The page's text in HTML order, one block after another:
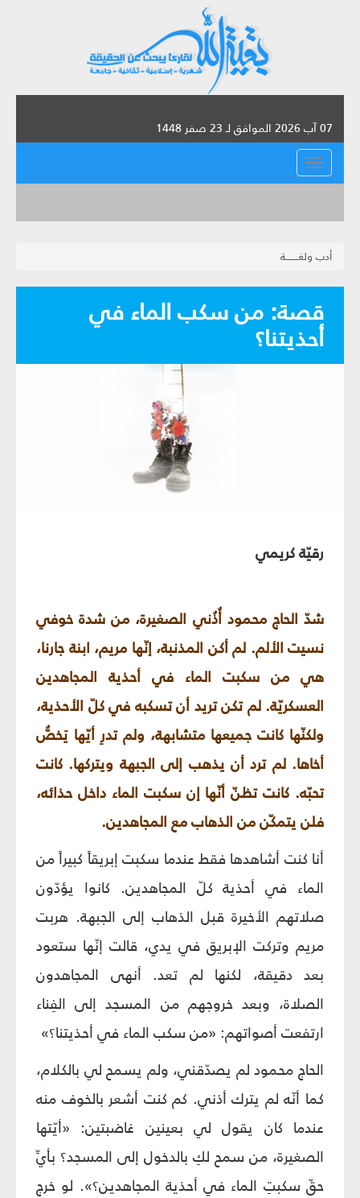
07 آب 2026 الموافق لـ 23 صفر 1448
القائمة
أدب ولغــــــــة
قصة: من سكب الماء في
أحذيتنا؟
رقيّة كريمي
شدّ الحاج محمود أُذُني الصغيرة، من شدة خوفي
نسيت الألم. لم أكن المذنبة، إنّها مريم، ابنة جارنا،
هي من سكبت الماء في أحذية المجاهدين
العسكريّة. لم تكن تريد أن تسكبه في كلّ الأحذية،
ولكنّها كانت جميعها متشابهة، ولم تدرِ أيّها يَخصُّ
أخاها. لم ترد أن يذهب إلى الجبهة ويتركها. كانت
تحبّه. كانت تظنّ أنّها إن سكبت الماء داخل حذائه،
فلن يتمكّن من الذهاب مع المجاهدين.
أنا كنت أشاهدها فقط عندما سكبت إبريقاً كبيراً من
الماء في أحذية كلّ المجاهدين. كانوا يؤدّون
صلاتهم الأخيرة قبل الذهاب إلى الجبهة. هربت
مريم وتركت الإبريق في يدي، قالت إنّها ستعود
بعد دقيقة، لكنها لم تعد. أنهى المجاهدون
الصلاة، وبعد خروجهم من المسجد إلى الفِناء
ارتفعت أصواتهم: «من سكب الماء في أحذيتنا؟»
الحاج محمود لم يصدّقني، ولم يسمح لي بالكلام،
كما أنّه لم يترك أذني. كم كنت أشعر بالخوف منه
عندما كان يقول لي بعينين غاضبتين: «أيّتها
الصغيرة، من سمح لكِ بالدخول إلى المسجد؟ بأيِّ
حقّ سكبتِ الماء في أحذية المجاهدين؟». لو خرج